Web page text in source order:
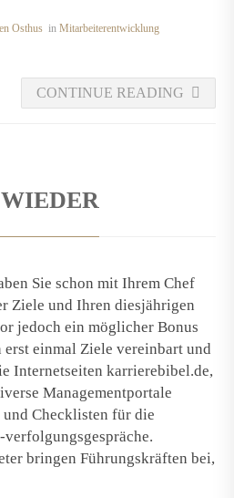
Osthus in Mitarbeiterentwicklung
CONTINUE READING
Sie schon mit Ihrem Chef
Ziele und Ihren diesjährigen
jedoch ein möglicher Bonus
erst einmal Ziele vereinbart und
Internetseiten karrierebibel.de,
Managementportale
Checklisten für die
bringen Führungskräften bei,